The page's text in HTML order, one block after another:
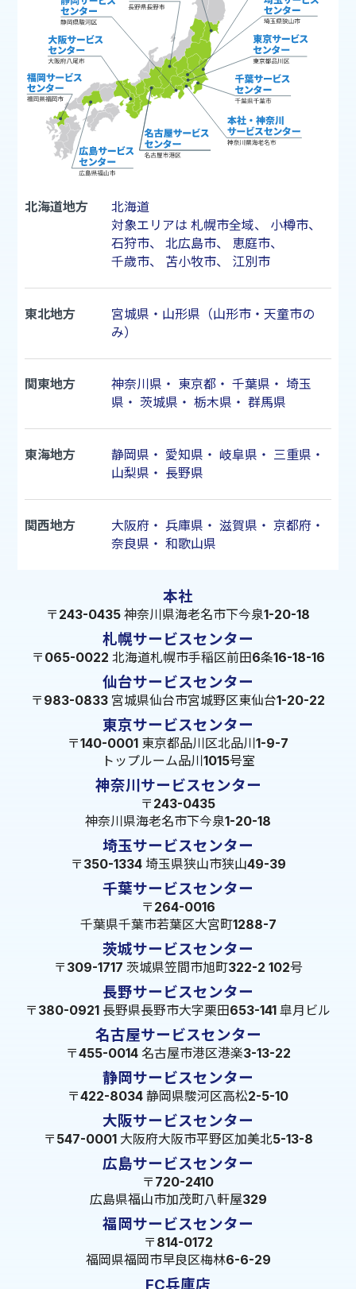
北海道地方
北海道
対象エリアは 札幌市全域、 小樽市、
石狩市、 北広島市、 恵庭市、
千歳市、 苫小牧市、 江別市
東北地方
宮城県・山形県（山形市・天童市の
み）
関東地方 神奈川県 ・ 東京都・ 千葉県 ・ 埼玉
県 ・ 茨城県 ・ 栃木県 ・ 群馬県
東海地方 静岡県 ・ 愛知県 ・ 岐阜県 ・ 三重県 ・
山梨県 ・ 長野県
関西地方 大阪府 ・ 兵庫県 ・ 滋賀県 ・ 京都府 ・
奈良県 ・ 和歌山県
本社
〒243-0435 神奈川県海老名市下今泉1-20-18
札幌サービスセンター
〒065-0022 北海道札幌市手稲区前田6条16-18-16
仙台サービスセンター
〒983-0833 宮城県仙台市宮城野区東仙台1-20-22
東京サービスセンター
〒140-0001 東京都品川区北品川1-9-7
トップルーム品川1015号室
神奈川サービスセンター
〒243-0435
神奈川県海老名市下今泉1-20-18
埼玉サービスセンター
〒350-1334 埼玉県狭山市狭山49-39
千葉サービスセンター
〒264-0016
千葉県千葉市若葉区大宮町1288-7
茨城サービスセンター
〒309-1717 茨城県笠間市旭町322-2 102号
長野サービスセンター
〒380-0921 長野県長野市大字栗田653-141 皐月ビル
名古屋サービスセンター
〒455-0014 名古屋市港区港楽3-13-22
静岡サービスセンター
〒422-8034 静岡県駿河区高松2-5-10
大阪サービスセンター
〒547-0001 大阪府大阪市平野区加美北5-13-8
広島サービスセンター
〒720-2410
広島県福山市加茂町八軒屋329
福岡サービスセンター
〒814-0172
福岡県福岡市早良区梅林6-6-29
FC兵庫店